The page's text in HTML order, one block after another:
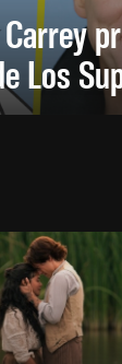
Los